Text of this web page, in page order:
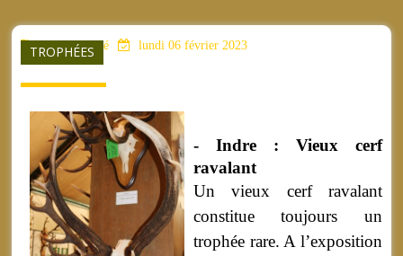
TROPHÉES
aucun mot clé lundi 06 février 2023
- Indre : Vieux cerf
ravalant
Un vieux cerf ravalant
constitue toujours un
trophée rare. A l’exposition